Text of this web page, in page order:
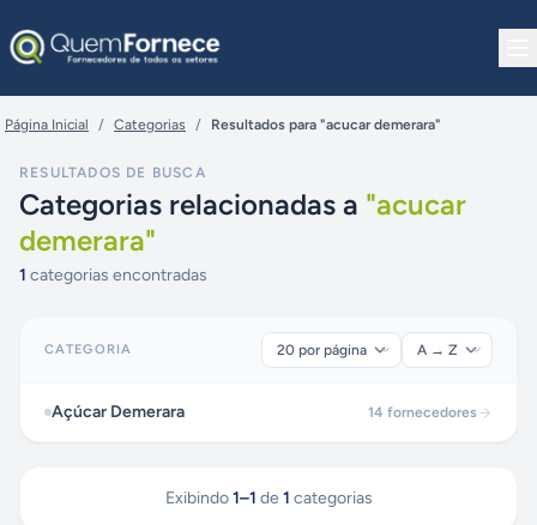
Página Inicial / Categorias / Resultados para "acucar demerara"
RESULTADOS DE BUSCA
Categorias relacionadas a "acucar
demerara"
1 categorias encontradas
CATEGORIA
Açúcar Demerara 14 fornecedores
Exibindo 1–1 de 1 categorias